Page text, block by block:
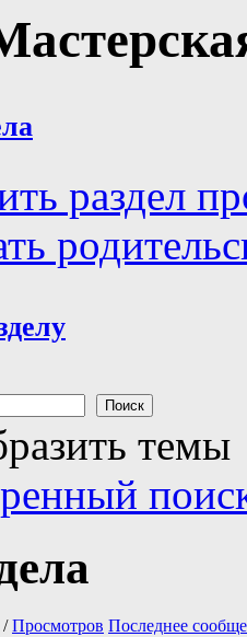
раздел
темы
/Просмотров Последнее